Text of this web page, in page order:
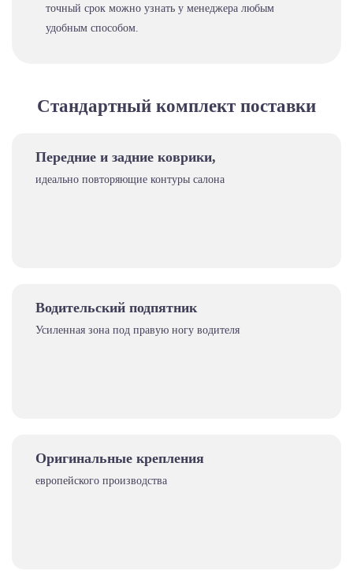
точный срок можно узнать у менеджера любым
удобным способом.
Стандартный комплект поставки
Передние и задние коврики,
идеально повторяющие контуры салона
Водительский подпятник
Усиленная зона под правую ногу водителя
Оригинальные крепления
европейского производства